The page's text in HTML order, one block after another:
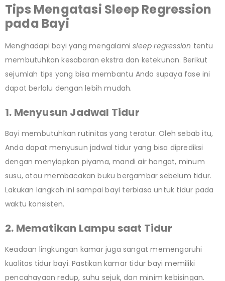
Tips Mengatasi Sleep Regression
pada Bayi
Menghadapi bayi yang mengalamisleep regression tentu
membutuhkan kesabaran ekstra dan ketekunan. Berikut
sejumlah tips yang bisa membantu Anda supaya fase ini
dapat berlalu dengan lebih mudah.
1. Menyusun Jadwal Tidur
Bayi membutuhkan rutinitas yang teratur. Oleh sebab itu,
Anda dapat menyusun jadwal tidur yang bisa diprediksi
dengan menyiapkan piyama, mandi air hangat, minum
susu, atau membacakan buku bergambar sebelum tidur.
Lakukan langkah ini sampai bayi terbiasa untuk tidur pada
waktu konsisten.
2. Mematikan Lampu saat Tidur
Keadaan lingkungan kamar juga sangat memengaruhi
kualitas tidur bayi. Pastikan kamar tidur bayi memiliki
pencahayaan redup, suhu sejuk, dan minim kebisingan.